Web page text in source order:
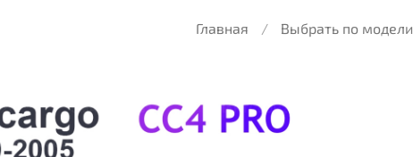
Главная Выбрать по модели